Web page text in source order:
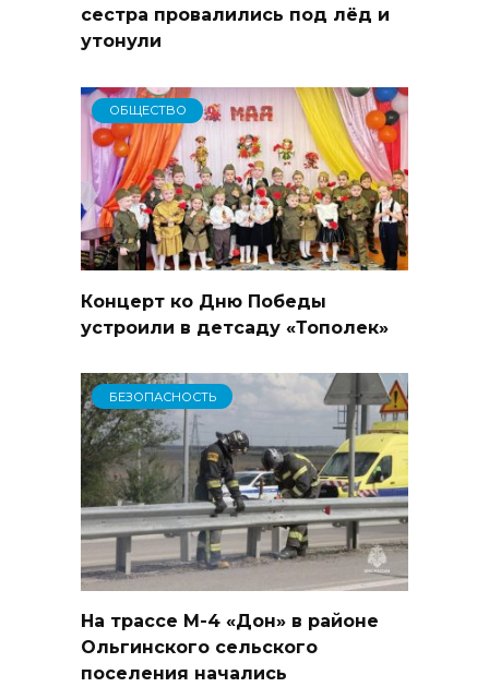
сестра провалились под лёд и
утонули
ОБЩЕСТВО
Концерт ко Дню Победы
устроили в детсаду «Тополек»
БЕЗОПАСНОСТЬ
На трассе М-4 «Дон» в районе
Ольгинского сельского
поселения начались